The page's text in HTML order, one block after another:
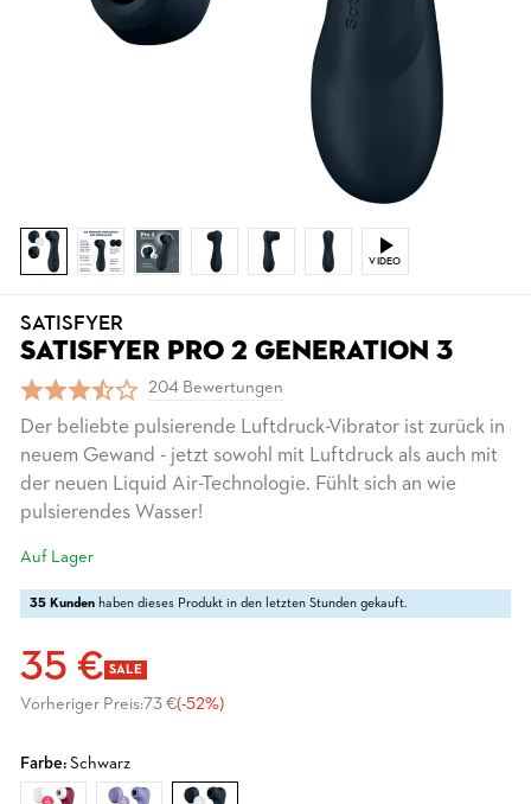
VIDEO
SATISFYER
SATISFYER PRO 2 GENERATION 3
204 Bewertungen
Der beliebte pulsierende Luftdruck-Vibrator ist zurück in
neuem Gewand - jetzt sowohl mit Luftdruck als auch mit
der neuen Liquid Air-Technologie. Fühlt sich an wie
pulsierendes Wasser!
Auf Lager
35 Kunden haben dieses Produkt in den letzten Stunden gekauft.
35 € SALE
Vorheriger Preis:73 €(-52%)
Farbe: Schwarz